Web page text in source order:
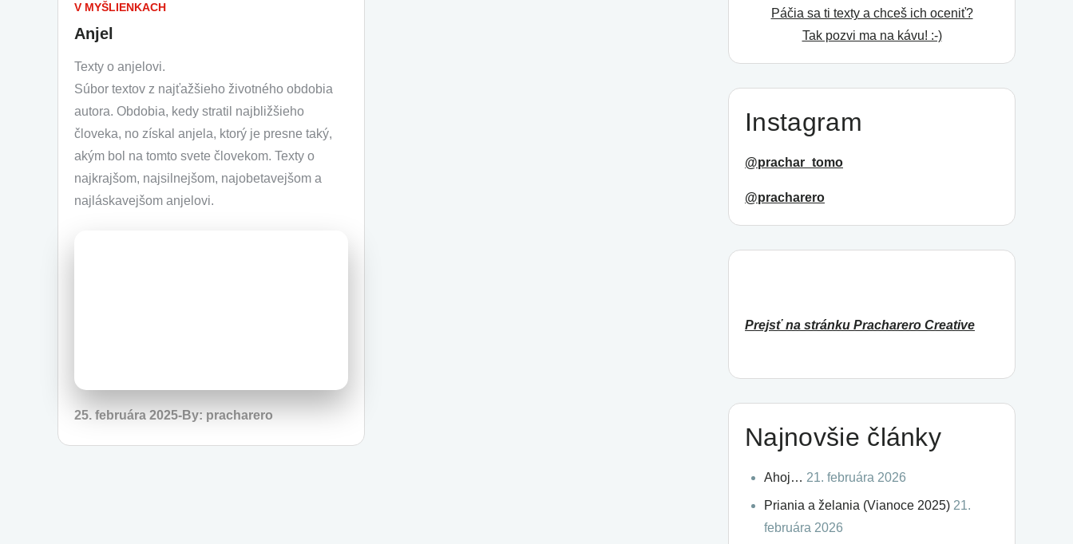
V MYŠLIENKACH
Anjel
Texty o anjelovi.
Súbor textov z najťažšieho životného obdobia
autora. Obdobia, kedy stratil najbližšieho
človeka, no získal anjela, ktorý je presne taký,
akým bol na tomto svete človekom. Texty o
najkrajšom, najsilnejšom, najobetavejšom a
najláskavejšom anjelovi.
Posted
25. februára 2025 By: pracharero
Páčia sa ti texty a chceš ich oceniť?
Tak pozvi ma na kávu! :-)
Instagram
@prachar_tomo
@pracharero
Prejsť na stránku Pracharero Creative
Najnovšie články
Ahoj… 21. februára 2026
Priania a želania (Vianoce 2025) 21.
februára 2026